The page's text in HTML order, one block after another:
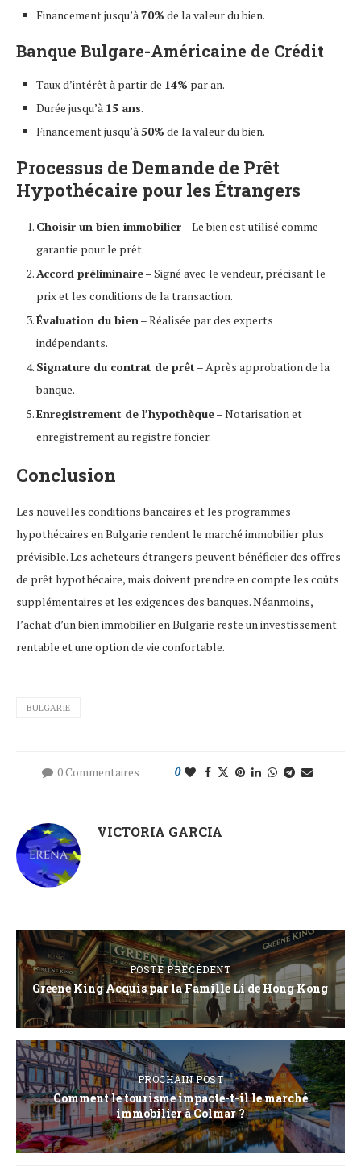
Financement jusqu’à70% de la valeur du bien.
Banque Bulgare-Américaine de Crédit
Taux d’intérêt à partir de 14% par an.
Durée jusqu’à 15 ans.
Financement jusqu’à50% de la valeur du bien.
Processus de Demande de Prêt
Hypothécaire pour les Étrangers
Choisir un bien immobilier– Le bien est utilisé comme
garantie pour le prêt.
Accord préliminaire– Signé avec le vendeur, précisant le
prix et les conditions de la transaction.
Évaluation du bien– Réalisée par des experts
indépendants.
Signature du contrat de prêt – Après approbation de la
banque.
Enregistrement de l’hypothèque– Notarisation et
enregistrement au registre foncier.
Conclusion
Les nouvelles conditions bancaires et les programmes
hypothécaires en Bulgarie rendent le marché immobilier plus
prévisible. Les acheteurs étrangers peuvent bénéficier des offres
de prêt hypothécaire, mais doivent prendre en compte les coûts
supplémentaires et les exigences des banques. Néanmoins,
l’achat d’un bien immobilier en Bulgarie reste un investissement
rentable et une option de vie confortable.
BULGARIE
0 Commentaires 0
VICTORIA GARCIA
POSTE PRÉCÉDENT
Greene King Acquis par la Famille Li de Hong Kong
PROCHAIN POST
Comment le tourisme impacte-t-il le marché
immobilier à Colmar ?